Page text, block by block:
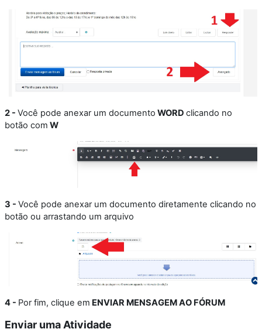
2 - Você pode anexar um documento WORD clicando no
botão com W
3 - Você pode anexar um documento diretamente clicando no
botão ou arrastando um arquivo
4 - Por fim, clique em ENVIAR MENSAGEM AO FÓRUM
Enviar uma Atividade